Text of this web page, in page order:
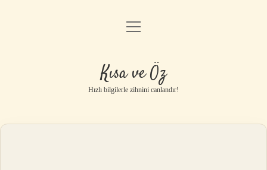
Anasayfa
Gizlilik Politikası
Yasal Uyarı
menüyü
Kısa ve Öz
Hızlı bilgilerle zihnini canlandır!